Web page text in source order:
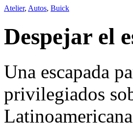
Atelier, Autos, Buick
Despejar el
Una escapada
privilegiados